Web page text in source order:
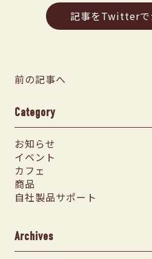
記事をTwitterで
前の記事へ
Category
お知らせ
イベント
カフェ
商品
自社製品サポート
Archives